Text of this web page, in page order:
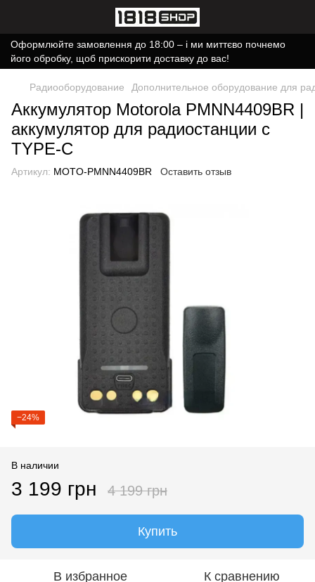
Оформлюйте замовлення до 18:00 – і ми миттєво почнемо
його обробку, щоб прискорити доставку до вас!
Радиооборудование Дополнительное оборудование для
Аккумулятор Motorola PMNN4409BR |
аккумулятор для радиостанции с
TYPE-C
Артикул: MOTO-PMNN4409BR Оставить отзыв
−24%
В наличии
3 199 грн 4 199 грн
Купить
В избранное К сравнению